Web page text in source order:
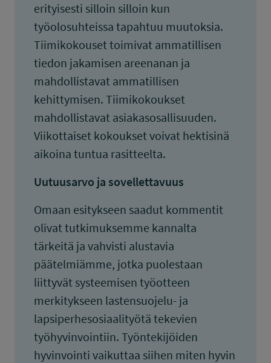
erityisesti silloin silloin kun
työolosuhteissa tapahtuu muutoksia.
Tiimikokouset toimivat ammatillisen
tiedon jakamisen areenanan ja
mahdollistavat ammatillisen
kehittymisen. Tiimikokoukset
mahdollistavat asiakasosallisuuden.
Viikottaiset kokoukset voivat hektisinä
aikoina tuntua rasitteelta.
Uutuusarvo ja sovellettavuus
Omaan esitykseen saadut kommentit
olivat tutkimuksemme kannalta
tärkeitä ja vahvisti alustavia
päätelmiämme, jotka puolestaan
liittyvät systeemisen työotteen
merkitykseen lastensuojelu- ja
lapsiperhesosiaalityötä tekevien
työhyvinvointiin. Työntekijöiden
hyvinvointi vaikuttaa siihen miten hyvin